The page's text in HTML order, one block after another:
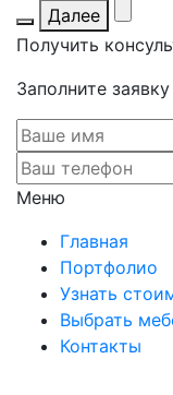
Далее
Получить
Заполните
Меню
Главная
Портфолио
Узнать
Выбрать
Контакты